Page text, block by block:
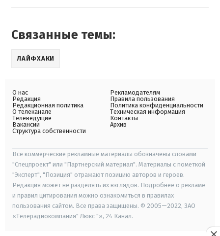
Связанные темы:
ЛАЙФХАКИ
О нас
Редакция
Редакционная политика
О телеканале
Телеведущие
Вакансии
Структура собственности
Рекламодателям
Правила пользования
Политика конфиденциальности
Техническая информация
Контакты
Архив
Все коммерческие рекламные материалы обозначены словами
"Спецпроект" или "Партнерский материал". Материалы с пометкой
"Эксперт", "Позиция" отражают позицию авторов и героев.
Редакция может не разделять их взглядов. Подробнее о рекламе
и правил цитирования можно ознакомиться в правилах
пользования сайтом. Все права защищены. © 2005—2022, ЗАО
«Телерадиокомпания" Люкс "», 24 Канал.